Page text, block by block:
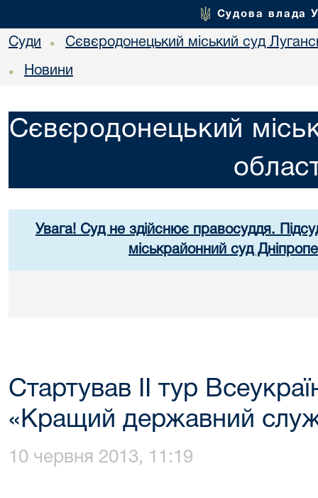
Судова влада
Суди • Сєвєродонецький міський суд
• Новини
Сєвєродонецький
Увага! Суд не здійснює правосуддя.
міськрайонний суд
Стартував ІІ тур
«Кращий державний
10 червня 2013, 11:19